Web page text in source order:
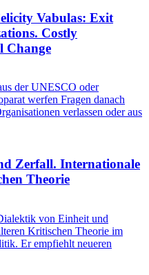
Vabulas: Exit
Costly
Change
der UNESCO oder
werfen Fragen danach
verlassen oder aus
Zerfall. Internationale
Theorie
von Einheit und
Kritischen Theorie im
Er empfiehlt neueren